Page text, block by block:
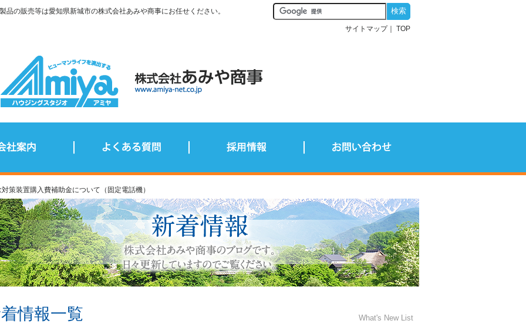
品の販売等は愛知県新城市の株式会社あみや商事にお任せください。
サイトマップ TOP
策装置購入費補助金について（固定電話機）
情報一覧 What's New List